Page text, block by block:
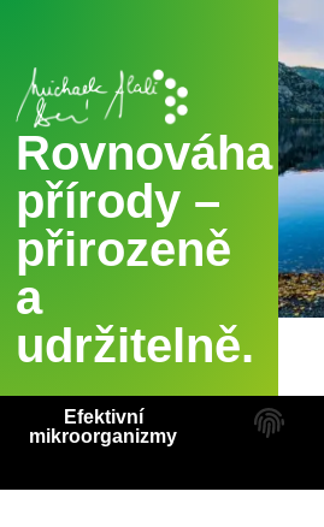
Rovnováha
přírody –
přirozeně
a
udržitelně.
Efektivní
mikroorganizmy